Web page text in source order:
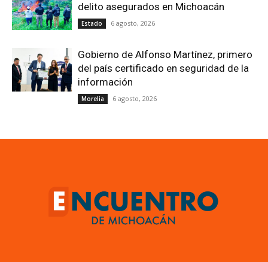
delito asegurados en Michoacán
Estado 6 agosto, 2026
Gobierno de Alfonso Martínez, primero
del país certificado en seguridad de la
información
Morelia 6 agosto, 2026